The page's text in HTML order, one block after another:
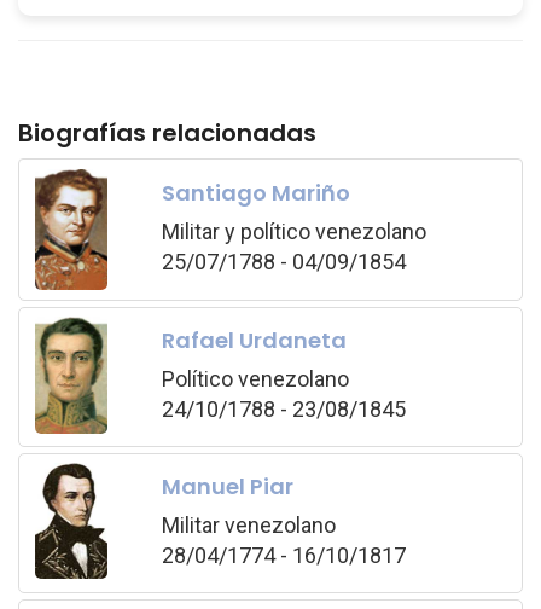
Biografías relacionadas
Santiago Mariño
Militar y político venezolano
25/07/1788 - 04/09/1854
Rafael Urdaneta
Político venezolano
24/10/1788 - 23/08/1845
Manuel Piar
Militar venezolano
28/04/1774 - 16/10/1817